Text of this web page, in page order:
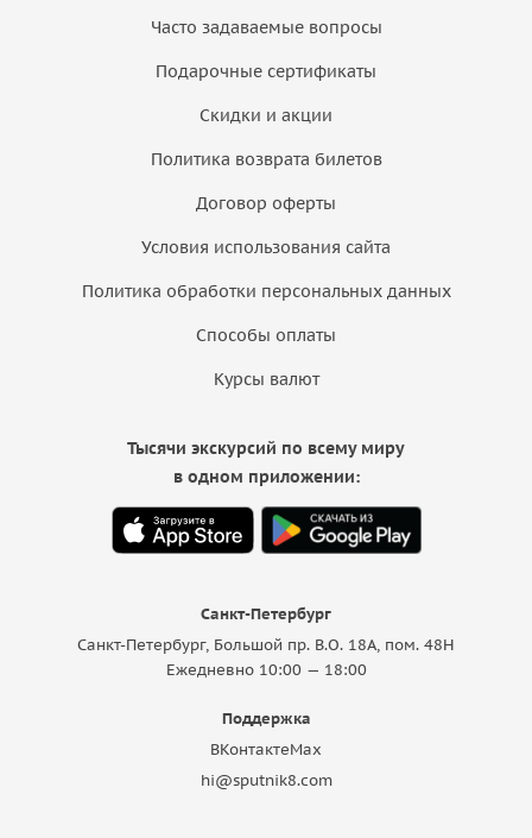
Часто задаваемые вопросы
Подарочные сертификаты
Скидки и акции
Политика возврата билетов
Договор оферты
Условия использования сайта
Политика обработки персональных данных
Способы оплаты
Курсы валют
Санкт-Петербург
Санкт-Петербург, Большой пр. В.О. 18A, пом. 48Н
Ежедневно 10:00 — 18:00
Поддержка
ВКонтактеMax
hi@sputnik8.com
Тысячи экскурсий по всему миру
в одном приложении: